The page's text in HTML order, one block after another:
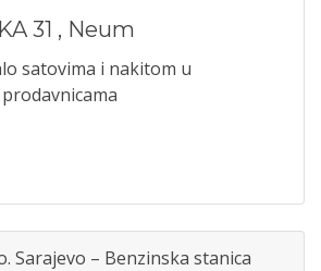
31 , Neum
satovima i nakitom u
Sarajevo – Benzinska stanica